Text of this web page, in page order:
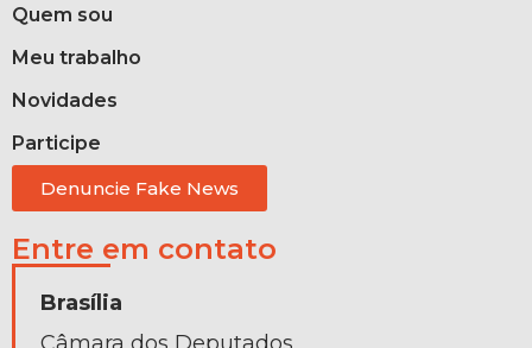
Quem sou
Meu trabalho
Novidades
Participe
Denuncie Fake News
Entre em contato
Brasília
Câmara dos Deputados